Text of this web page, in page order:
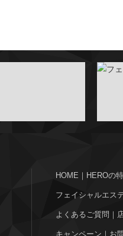
HOME ｜ HEROの
フェイシャルエス
よくあるご質問 ｜
キャンペーン ｜ お